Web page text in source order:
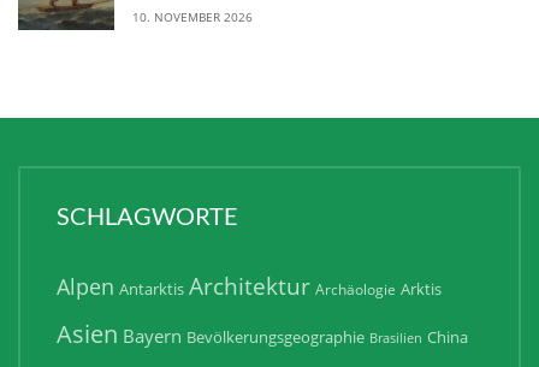
10. NOVEMBER 2026
SCHLAGWORTE
Alpen Antarktis Architektur Archäologie Arktis
Asien Bayern Bevölkerungsgeographie Brasilien China